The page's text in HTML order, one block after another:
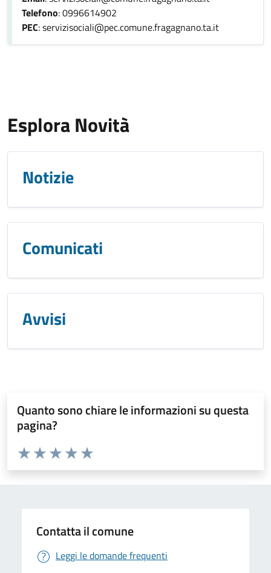
Telefono: 0996614902
PEC: servizisociali@pec.comune.fragagnano.ta.it
Esplora Novità
Notizie
Comunicati
Avvisi
Quanto sono chiare le informazioni su questa
pagina?
Valuta da 1 a 5 stelle la pagina
Valuta 5 stelle su 5
Valuta 4 stelle su 5
Valuta 3 stelle su 5
Valuta 2 stelle su 5
Valuta 1 stelle su 5
Contatta il comune
Leggi le domande frequenti